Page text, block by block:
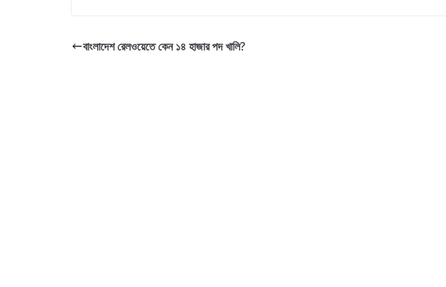
বাংলাদেশ রেলওয়েতে কেন ১৪ হাজার পদ খালি?